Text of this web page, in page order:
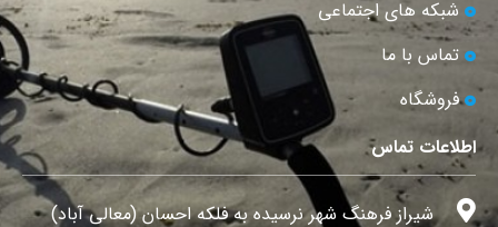
شبکه های اجتماعی
تماس با ما
فروشگاه
اطلاعات تماس
شیراز فرهنگ شهر نرسیده به فلکه احسان (معالی آباد)